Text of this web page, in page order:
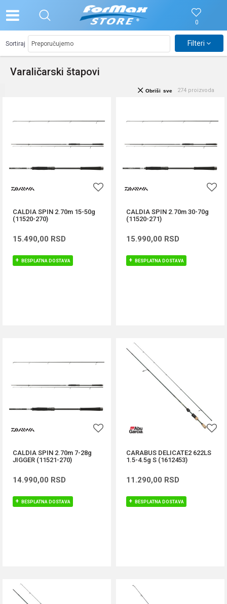
0
Varaličarski štapovi
Sortiraj Filteri
274 proizvoda
Obriši sve
CALDIA SPIN 2.70m 15-50g
(11520-270)
15.490,00 RSD
BESPLATNA DOSTAVA
CALDIA SPIN 2.70m 30-70g
(11520-271)
15.990,00 RSD
BESPLATNA DOSTAVA
CALDIA SPIN 2.70m 7-28g
JIGGER (11521-270)
14.990,00 RSD
BESPLATNA DOSTAVA
CARABUS DELICATE2 622LS
1.5-4.5g S (1612453)
11.290,00 RSD
BESPLATNA DOSTAVA